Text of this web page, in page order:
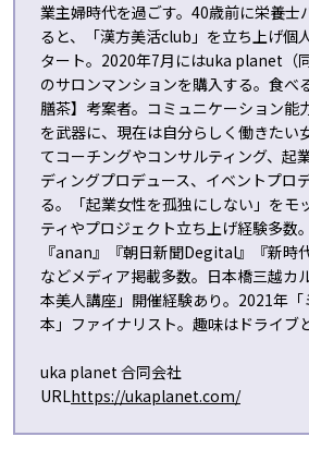
業主婦時代を過ごす。40歳前に栄養士
ると、「漢方美活club」を立ち上げ個
タート。2020年7月にはuka planet（
のサロンマンションを購入する。食べ
膳茶】考案者。コミュニケーション能
を武器に、現在は自分らしく働きたい
てコーチングやコンサルティング、起
ディングプロデュース、イベントプロ
る。「起業女性を孤独にしない」をモ
ティやプロジェクト立ち上げ経験多数
『anan』『朝日新聞Degital』『新時
などメディア掲載多数。日本橋三越カ
本美人講座」開催経験あり。2021年「
本」ファイナリスト。趣味はドライブ
uka planet 合同会社
URLhttps://ukaplanet.com/